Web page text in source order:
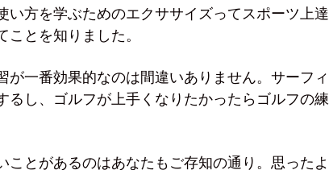
方を学ぶためのエクササイズってスポーツ上達
とを知りました。
一番効果的なのは間違いありません。サーフィ
し、ゴルフが上手くなりたかったらゴルフの練
とがあるのはあなたもご存知の通り。思ったよ